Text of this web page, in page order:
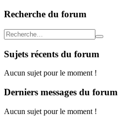
Recherche du forum
Sujets récents du forum
Aucun sujet pour le moment !
Derniers messages du forum
Aucun sujet pour le moment !